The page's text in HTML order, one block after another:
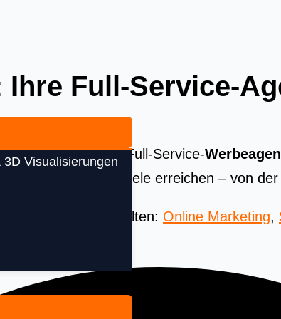
Visualisierungen
Full-Service-
Strategie. Als Ihre Full-Service-
Unternehmensziele erreichen – von
Beste aus aller Welten: Online Marketing,